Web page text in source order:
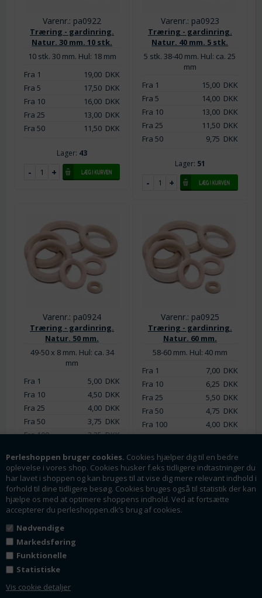
Perleshoppen bruger cookies. Cookies hjælper dig til en bedre
oplevelse i vores shop. Cookies husker f.eks tidligere indtastninger du
har lavet i shoppen og kan bruges til at vise dig mere relevant indhold i
forhold til dine tidligere besøg. Cookies bruges også til statistik der kan
hjælpe os med at optimere shoppens indhold. Ved at fortsætte
accepterer du perleshoppen.dk’s brug af cookies.
Nødvendige
Markedsføring
Funktionelle
Statistiske
Vis cookie detaljer
Varenr.: pa0922
Træring - gardinring.
Natur. 30 mm. 10 stk.
10 stk. 30 mm. Hul: 18 mm
Fra 1
19,00DKK
Fra 5
17,50DKK
Fra 10
16,00DKK
Fra 25
13,00DKK
Fra 50
11,50DKK
Lager: 43
Varenr.: pa0923
Træring - gardinring.
Natur. 40 mm. 5 stk.
5 stk. 38-40 mm. Hul: ca. 25
mm
Fra 1
15,00DKK
Fra 5
14,00DKK
Fra 10
13,00DKK
Fra 25
11,50DKK
Fra 50
9,75 DKK
Lager: 51
Varenr.: pa0924
Træring - gardinring.
Natur. 50 mm.
49-50 x 8 mm. Hul: ca. 34
mm
Fra 1
5,00DKK
Fra 10
4,50DKK
Fra 25
4,00DKK
Fra 50
3,75 DKK
Fra 100
3,25DKK
Lager:112
Varenr.: pa0925
Træring - gardinring.
Natur. 60 mm.
58-60 mm. Hul: 40 mm
Fra 1
7,00DKK
Fra 10
6,25 DKK
Fra 25
5,50DKK
Fra 50
4,75 DKK
Fra 100
4,00DKK